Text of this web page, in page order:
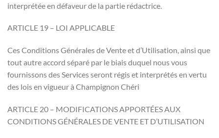
interprétée en défaveur de la partie rédactrice.
ARTICLE 19 – LOI APPLICABLE
Ces Conditions Générales de Vente et d’Utilisation, ainsi que
tout autre accord séparé par le biais duquel nous vous
fournissons des Services seront régis et interprétés en vertu
des lois en vigueur à Champignon Chéri
ARTICLE 20 – MODIFICATIONS APPORTÉES AUX
CONDITIONS GÉNÉRALES DE VENTE ET D’UTILISATION